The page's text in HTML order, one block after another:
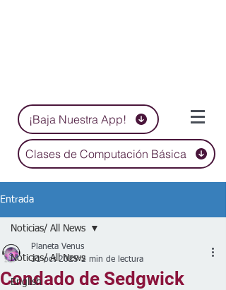
¡Baja Nuestra App!
Clases de Computación Básica
Entrada
Noticias/ All News
English
Noticias/ All News
Condado de Sedgwick
Planeta Venus
31 oct 2025 2 min de lectura